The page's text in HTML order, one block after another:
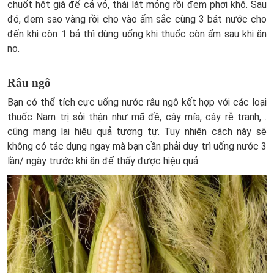
chuốt hột già để cả vỏ, thái lát mỏng rồi đem phơi khô. Sau
đó, đem sao vàng rồi cho vào ấm sắc cùng 3 bát nước cho
đến khi còn 1 bả thì dùng uống khi thuốc còn ấm sau khi ăn
no.
Râu ngô
Bạn có thể tích cực uống nước râu ngô kết hợp với các loại
thuốc Nam trị sỏi thận như mã đề, cây mía, cây rễ tranh,...
cũng mang lại hiệu quả tương tự. Tuy nhiên cách này sẽ
không có tác dụng ngay mà bạn cần phải duy trì uống nước 3
lần/ ngày trước khi ăn để thấy được hiệu quả.